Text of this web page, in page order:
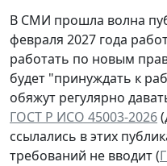
В СМИ прошла волна
февраля 2027 года
работать по новым
будет "принуждать к
обяжут регулярно
ГОСТ Р ИСО 45003-2026
ссылались в этих
требований не вводит (